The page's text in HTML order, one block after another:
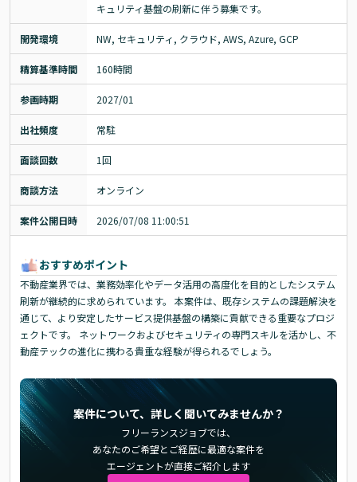
キュリティ基盤の刷新に伴う募集です。
開発環境 NW, セキュリティ, クラウド, AWS, Azure, GCP
精算基準時間 160時間
参画時期 2027/01
出社頻度 常駐
面談回数 1回
商談方法 オンライン
案件公開日時 2026/07/08 11:00:51
おすすめポイント
不動産業界では、業務効率化やデータ活用の高度化を目的としたシステム
刷新が継続的に求められています。 本案件は、既存システムの課題解決を
通じて、より安定したサービス提供基盤の構築に貢献できる重要なプロジ
ェクトです。 ネットワークおよびセキュリティの専門スキルを活かし、不
動産テックの進化に携わる貴重な経験が得られるでしょう。
案件について、詳しく聞いてみませんか？
フリーランスジョブでは、
あなたのご希望とご経歴に最適な案件を
エージェントが直接ご紹介します